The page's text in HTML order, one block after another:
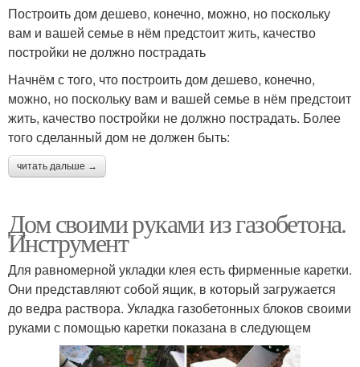
Построить дом дешево, конечно, можно, но поскольку
вам и вашей семье в нём предстоит жить, качество
постройки не должно пострадать
Начнём с того, что построить дом дешево, конечно,
можно, но поскольку вам и вашей семье в нём предстоит
жить, качество постройки не должно пострадать. Более
того сделанный дом не должен быть:
читать дальше →
Дом своими руками из газобетона.
Инструмент
Для равномерной укладки клея есть фирменные каретки.
Они представляют собой ящик, в который загружается
до ведра раствора. Укладка газобетонных блоков своими
руками с помощью каретки показана в следующем